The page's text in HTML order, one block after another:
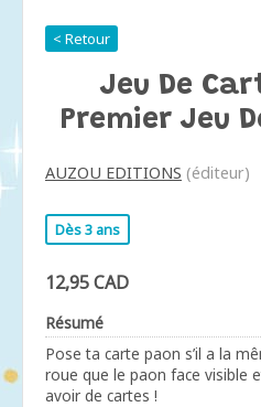
< Retour
Jeu De
Premier Jeu
AUZOU EDITIONS (éditeur)
Dès 3 ans
12,95 CAD
Résumé
Pose ta carte paon s’il a la
roue que le paon face visible
avoir de cartes !